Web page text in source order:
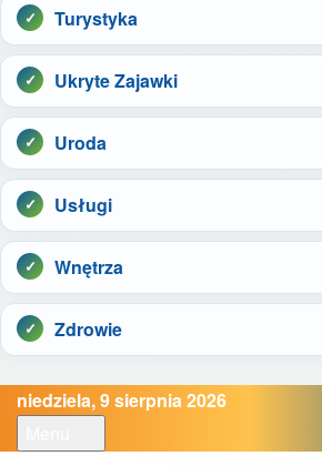
Turystyka
Ukryte Zajawki
Uroda
Usługi
Wnętrza
Zdrowie
niedziela, 9 sierpnia 2026